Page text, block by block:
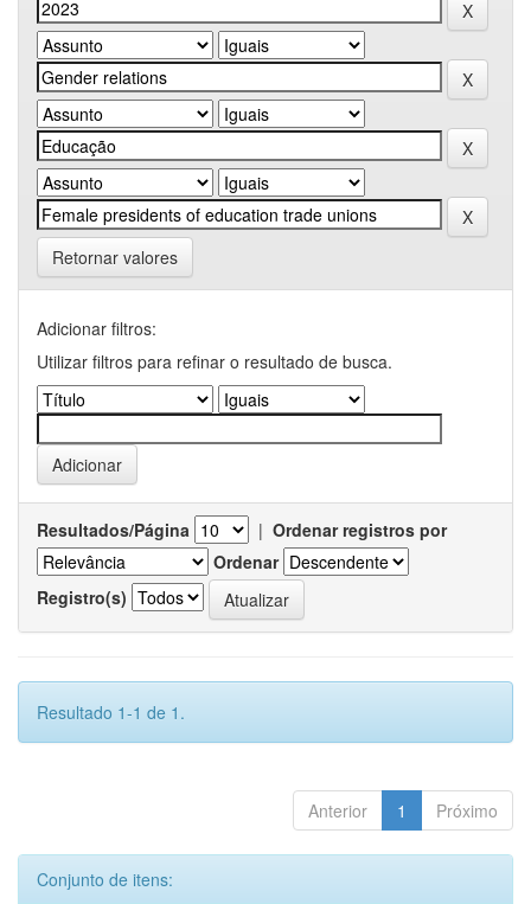
Retornar valores
Adicionar filtros:
Utilizar filtros para refinar o resultado de busca.
Resultados/Página | Ordenar registros por
Ordenar
Registro(s)
Resultado 1-1 de 1.
Anterior 1 Próximo
Conjunto de itens: